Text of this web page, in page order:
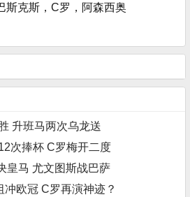
斯克斯，C罗，阿森西奥
升班马两次乌龙送
次捧杯 C罗梅开二度
皇马 尤文图斯战巴萨
欧冠 C罗再演神迹？